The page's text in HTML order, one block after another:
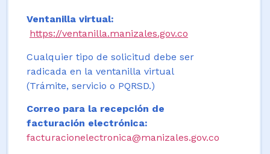
Ventanilla virtual:
https://ventanilla.manizales.gov.co
Cualquier tipo de solicitud debe ser
radicada en la ventanilla virtual
(Trámite, servicio o PQRSD.)
Correo para la recepción de
facturación electrónica:
facturacionelectronica@manizales.gov.co